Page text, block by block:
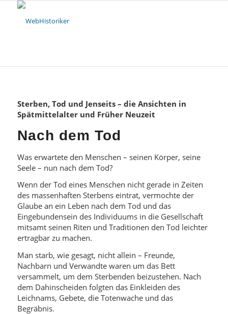
Sterben, Tod und Jenseits – die Ansichten in
Spätmittelalter und Früher Neuzeit
Nach dem Tod
Was erwartete den Menschen – seinen Körper, seine
Seele – nun nach dem Tod?
Wenn der Tod eines Menschen nicht gerade in Zeiten
des massenhaften Sterbens eintrat, vermochte der
Glaube an ein Leben nach dem Tod und das
Eingebundensein des Individuums in die Gesellschaft
mitsamt seinen Riten und Traditionen den Tod leichter
ertragbar zu machen.
Man starb, wie gesagt, nicht allein – Freunde,
Nachbarn und Verwandte waren um das Bett
versammelt, um dem Sterbenden beizustehen. Nach
dem Dahinscheiden folgten das Einkleiden des
Leichnams, Gebete, die Totenwache und das
Begräbnis.